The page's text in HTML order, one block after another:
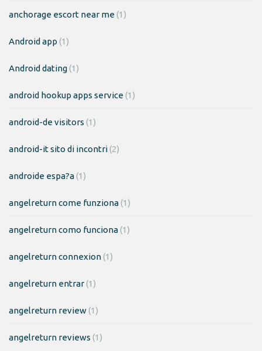
anchorage escort near me(1)
Android app (1)
Android dating(1)
android hookup apps service(1)
android-de visitors (1)
android-it sito di incontri(2)
androide espa?a(1)
angelreturn come funziona(1)
angelreturn como funciona(1)
angelreturn connexion(1)
angelreturn entrar(1)
angelreturn review(1)
angelreturn reviews (1)